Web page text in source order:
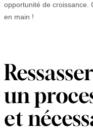
opportunité de croissance.
en main !
un
et